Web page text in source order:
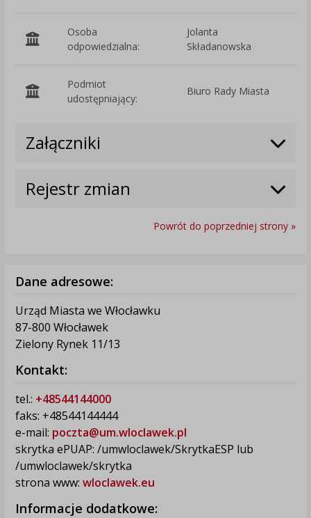
Osoba
odpowiedzialna:
Jolanta
Składanowska
Podmiot
udostępniający:
Biuro Rady Miasta
Załączniki
Rejestr zmian
Powrót do poprzedniej strony »
Dane adresowe:
Urząd Miasta we Włocławku
87-800 Włocławek
Zielony Rynek 11/13
Kontakt:
tel.: +48544144000
faks: +48544144444
e-mail: poczta@um.wloclawek.pl
skrytka ePUAP: /umwloclawek/SkrytkaESP lub
/umwloclawek/skrytka
strona www: wloclawek.eu
Informacje dodatkowe: